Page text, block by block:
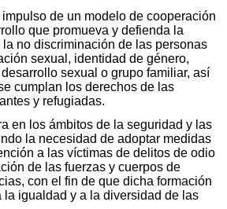
de un modelo de cooperación
que promueva y defienda la
no discriminación de las personas
sexual, identidad de género,
sexual o grupo familiar, así
cumplan los derechos de las
y refugiadas.
en los ámbitos de la seguridad y las
la necesidad de adoptar medidas
a las víctimas de delitos de odio
de las fuerzas y cuerpos de
con el fin de que dicha formación
la igualdad y a la diversidad de las